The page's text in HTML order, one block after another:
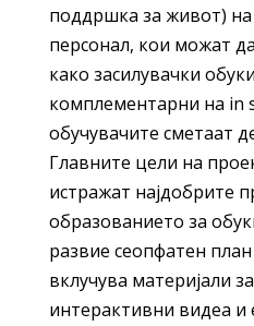
поддршка за живот)
персонал, кои можат
како засилувачки
комплементарни на in
обучувачите сметаат
Главните цели на
истражат најдобрите
образованието за
развие сеопфатен план
вклучува материјали
интерактивни видеа и